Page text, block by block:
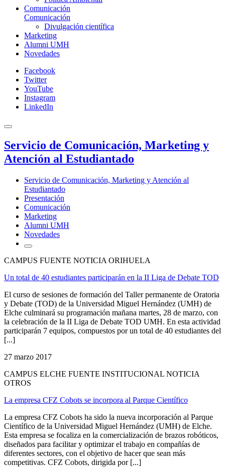
Comunicación
Comunicación
Divulgación científica
Marketing
Alumni UMH
Novedades
Facebook
Twitter
YouTube
Instagram
LinkedIn
Servicio de Comunicación, Marketing y
Atención al Estudiantado
Servicio de Comunicación, Marketing y Atención al
Estudiantado
Presentación
Comunicación
Marketing
Alumni UMH
Novedades
CAMPUS FUENTE NOTICIA ORIHUELA
Un total de 40 estudiantes participarán en la II Liga de Debate TOD
El curso de sesiones de formación del Taller permanente de Oratoria
y Debate (TOD) de la Universidad Miguel Hernández (UMH) de
Elche culminará su programación mañana martes, 28 de marzo, con
la celebración de la II Liga de Debate TOD UMH. En esta actividad
participarán 7 equipos, compuestos por un total de 40 estudiantes del
[...]
27 marzo 2017
CAMPUS ELCHE FUENTE INSTITUCIONAL NOTICIA
OTROS
La empresa CFZ Cobots se incorpora al Parque Científico
La empresa CFZ Cobots ha sido la nueva incorporación al Parque
Científico de la Universidad Miguel Hernández (UMH) de Elche.
Esta empresa se focaliza en la comercialización de brazos robóticos,
diseñados para facilitar y optimizar el trabajo en compañías de
diferentes sectores, con el objetivo de hacer que sean más
competitivas. CFZ Cobots, dirigida por [...]